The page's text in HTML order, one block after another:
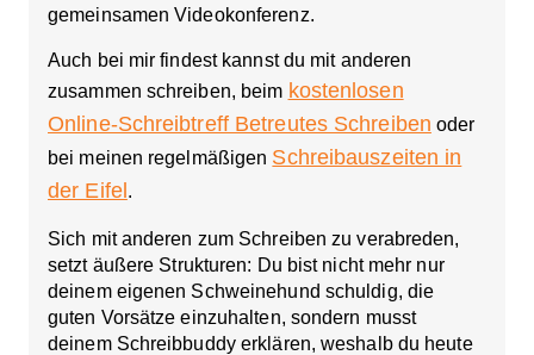
gemeinsamen Videokonferenz.
Auch bei mir findest kannst du mit anderen
zusammen schreiben, beim kostenlosen
Online-Schreibtreff Betreutes Schreiben oder
bei meinen regelmäßigen Schreibauszeiten in
der Eifel .
Sich mit anderen zum Schreiben zu verabreden,
setzt äußere Strukturen: Du bist nicht mehr nur
deinem eigenen Schweinehund schuldig, die
guten Vorsätze einzuhalten, sondern musst
deinem Schreibbuddy erklären, weshalb du heute